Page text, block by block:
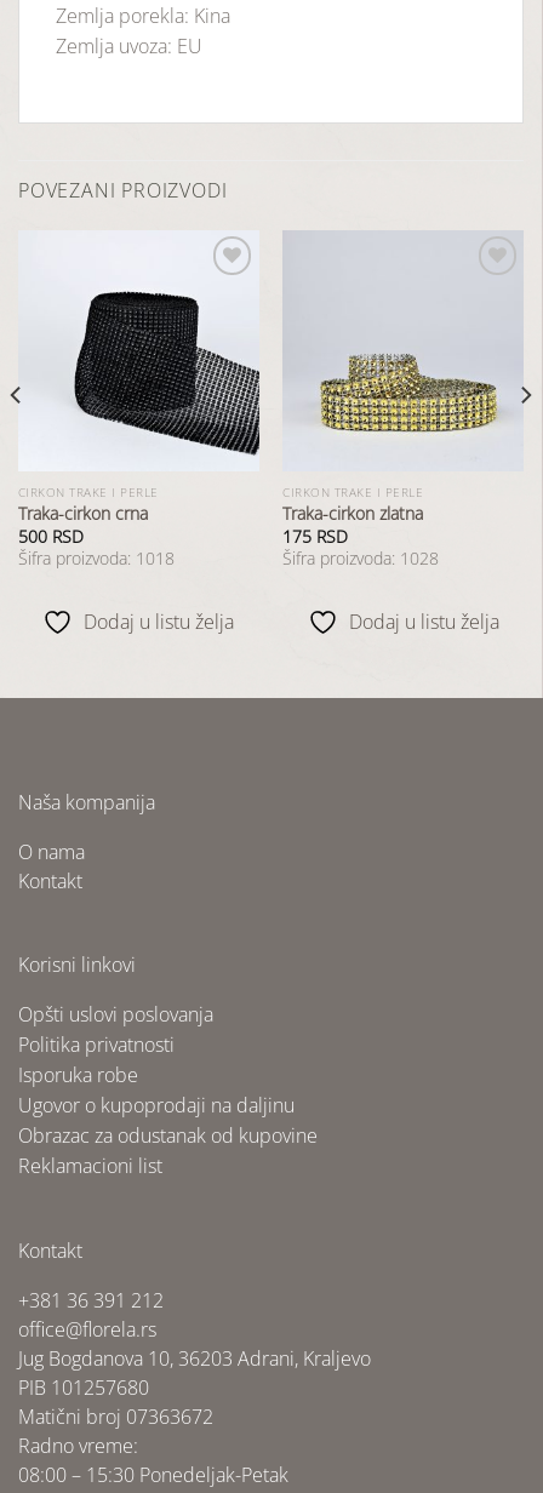
Zemlja porekla: Kina
Zemlja uvoza: EU
POVEZANI PROIZVODI
listu
želja
CIRKON TRAKE I PERLE
Traka-cirkon crna
500 RSD
Šifra proizvoda: 1018
Dodaj u listu želja
želja
CIRKON TRAKE I PERLE
Traka-cirkon zlatna
175 RSD
Šifra proizvoda: 1028
Dodaj u listu želja
Naša kompanija
O nama
Kontakt
Korisni linkovi
Opšti uslovi poslovanja
Politika privatnosti
Isporuka robe
Ugovor o kupoprodaji na daljinu
Obrazac za odustanak od kupovine
Reklamacioni list
Kontakt
+381 36 391 212
office@florela.rs
Jug Bogdanova 10, 36203 Adrani, Kraljevo
PIB 101257680
Matični broj 07363672
Radno vreme:
08:00 – 15:30 Ponedeljak-Petak